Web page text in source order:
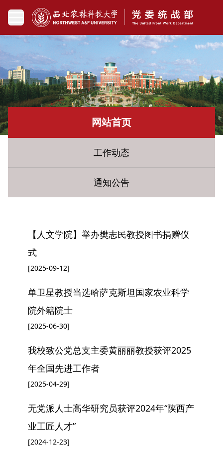
网站首页
工作动态
通知公告
【人文学院】举办樊志民教授图书捐赠仪
式
[2025-09-12]
单卫星教授当选哈萨克斯坦国家农业科学
院外籍院士
[2025-06-30]
我校致公党总支主委黄丽丽教授获评2025
年全国先进工作者
[2025-04-29]
无党派人士高华研究员获评2024年“陕西产
业工匠人才”
[2024-12-23]